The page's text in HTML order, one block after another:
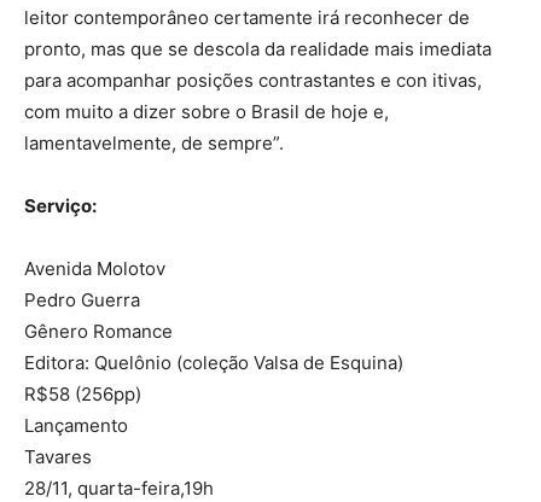
leitor contemporâneo certamente irá reconhecer de
pronto, mas que se descola da realidade mais imediata
para acompanhar posições contrastantes e con itivas,
com muito a dizer sobre o Brasil de hoje e,
lamentavelmente, de sempre”.
Serviço:
Avenida Molotov
Pedro Guerra
Gênero Romance
Editora: Quelônio (coleção Valsa de Esquina)
R$58 (256pp)
Lançamento
Tavares
28/11, quarta-feira,19h